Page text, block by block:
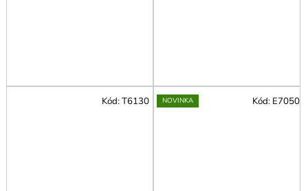
Kód:T6130 NOVINKA Kód: E7050